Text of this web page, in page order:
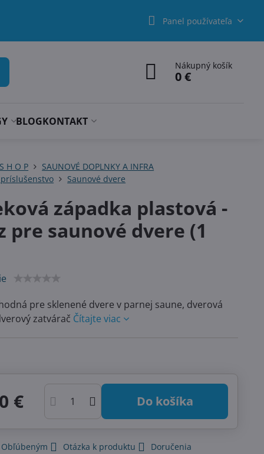
Panel používateľa
Nákupný košík
0 €
BLOGKONTAKT
H O P
SAUNOVÉ DOPLNKY A INFRA
Saunové dvere
západka plastová -
pre saunové dvere (1
pre sklenené dvere v parnej saune, dverová
zatvárač Čítajte viac
€ Do košíka
Otázka k produktu Doručenia